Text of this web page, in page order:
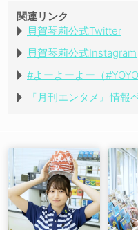
関連リンク
貝賀琴莉公式Twitter
貝賀琴莉公式Instagram
#よーよーよー（
『月刊エンタメ』情報